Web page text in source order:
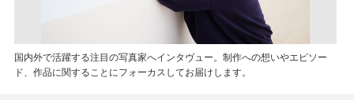
国内外で活躍する注目の写真家へインタヴュー。制作への想いやエピソー
ド、作品に関することにフォーカスしてお届けします。